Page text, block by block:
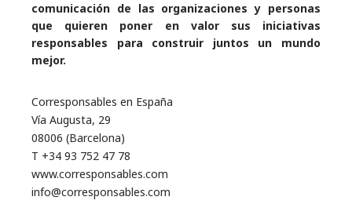
comunicación de las organizaciones y personas
que quieren poner en valor sus iniciativas
responsables para construir juntos un mundo
mejor.
Corresponsables en España
Vía Augusta, 29
08006 (Barcelona)
T +34 93 752 47 78
www.corresponsables.com
info@corresponsables.com